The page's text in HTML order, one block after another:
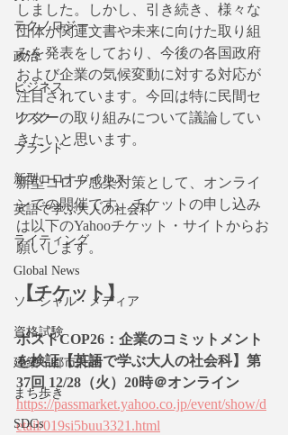
テクノロジー
政治
ビジネス
リスク
ブランド
新型コロナウイルス
英語で学ぶ大人の社会科
ライティング
Global News
ソーシャル・メディア
資格試験
建築・都市計画
まち歩き
SDGs
しました。しかし、引き続き、様々な
団体が関連文書や未来に向けた取り組
みを発表をしており、今後の各国政府
および企業の気候変動に対する対応が
注目されています。今回は特に民間セ
クターの取り組みについて議論してい
きたいと思います。
新型コロナ感染対策として、オンライ
ンでの開催です。チケットの申し込み
は以下のYahooチケット・サイトからお
願いします。
【チケット】
ポストCOP26：企業のコミットメント
を検証【英語で学ぶ大人の社会科】第
37回 12/28（火）20時＠オンライン
https://passmarket.yahoo.co.jp/event/show/d
etail/019si5buu3321.html